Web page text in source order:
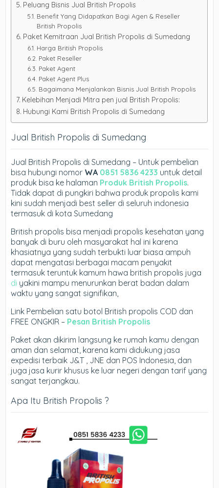
Peluang Bisnis Jual British Propolis
Benefit Yang Didapatkan Bagi Agen & Reseller
British Propolis
Paket Kemitraan Jual British Propolis di Sumedang
Harga British Propolis
Paket Reseller
Paket Agent
Paket Agent Plus
Bagaimana Menjalankan Bisnis Jual British Propolis
Kelebihan Menjadi Mitra pen jual British Propolis:
Hubungi Kami British Propolis di Sumedang
Jual British Propolis di Sumedang
Jual British Propolis di Sumedang – Untuk pembelian
bisa hubungi nomor WA 0851 5836 4233 untuk detail
produk bisa ke halaman Produk British Propolis.
Tidak dapat di pungkiri bahwa produk propolis kami
kini sudah menjadi best seller di seluruh indonesia
termasuk di kota Sumedang
British propolis bisa menjadi propolis kesehatan yang
banyak di buru oleh masyarakat hal ini karena
khasiatnya yang sudah terbukti luar biasa ampuh
dapat mengatasi berbagai macam penyakit
termasuk teruntuk kamum hawa british propolis juga
di yakini mampu menurunkan berat badan dalam
waktu yang sangat signifikan,
Link Pembelian satu botol British propolis COD dan
FREE ONGKIR – Pesan British Propolis
Paket akan dikirim langsung ke rumah kamu dengan
aman dan selamat, karena kami didukung jasa
expedisi terbaik J&T , JNE dan POS Indonesia, dan
juga jasa kurir khusus ke luar negeri dengan tarif yang
sangat terjangkau.
Apa Itu British Propolis ?